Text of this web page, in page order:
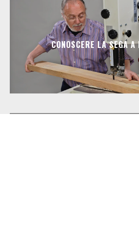
CONOSCERE LA SEGA A